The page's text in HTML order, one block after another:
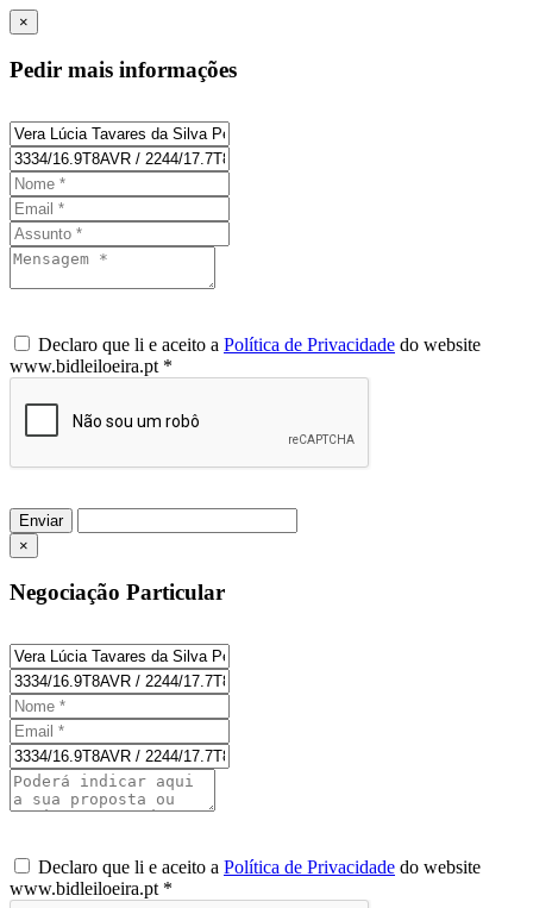
×
Pedir mais informações
Declaro que li e aceito a Política de Privacidade do website
www.bidleiloeira.pt *
Enviar
×
Negociação Particular
Declaro que li e aceito a Política de Privacidade do website
www.bidleiloeira.pt *